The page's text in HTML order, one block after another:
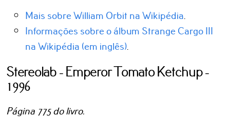
Mais sobre William Orbit na Wikipédia
Informações sobre o álbum Strange Cargo III
na Wikipédia (em inglês)
Stereolab - Emperor Tomato Ketchup -
1996
Página 775 do livro.